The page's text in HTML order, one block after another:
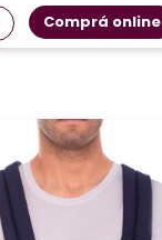
Comprá online